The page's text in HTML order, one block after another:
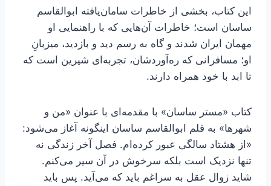
این کتاب، بخشی از خاطرات سامان‌یافته‌ ابوالقاسم
ساسان است؛ خاطرات آن‌هایی که با راهنمایی او
مهمان ایران شدند و گاه به رسم دید و بازدید، میزبانِ
او؛ مسافرانی که ره‌آوردشان، تجربه‌ای شیرین است که
تا ابد با خود همراه دارند.
کتاب «مستر ساسان» با مقدمه‌ای با عنوان «من و
شهرها» به قلم ابوالقاسم ساسان اینگونه آغاز می‌شود:
«از هشتاد سالگی عبور کرده‌ام. فصل آخر زندگی نه
تنها نزدیک است بلکه سرخوش در آن سیر می‌کنم.
شاید زوال عقل به سراغم باید که می‌آید. پس باید